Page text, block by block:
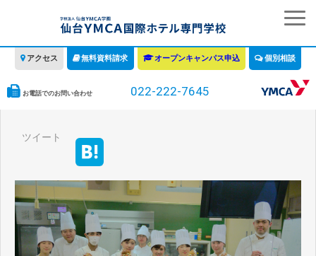
アクセス 無料資料請求 オープンキャンパス申込 個別相談
お電話でのお問い合わせ 022-222-7645
みなさまへ
情報公開
募集要項・学費・入学ガイド
ツイート